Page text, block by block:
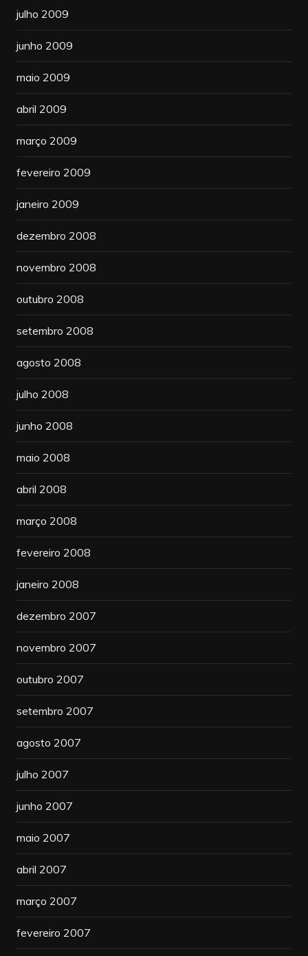
julho 2009
junho 2009
maio 2009
abril 2009
março 2009
fevereiro 2009
janeiro 2009
dezembro 2008
novembro 2008
outubro 2008
setembro 2008
agosto 2008
julho 2008
junho 2008
maio 2008
abril 2008
março 2008
fevereiro 2008
janeiro 2008
dezembro 2007
novembro 2007
outubro 2007
setembro 2007
agosto 2007
julho 2007
junho 2007
maio 2007
abril 2007
março 2007
fevereiro 2007